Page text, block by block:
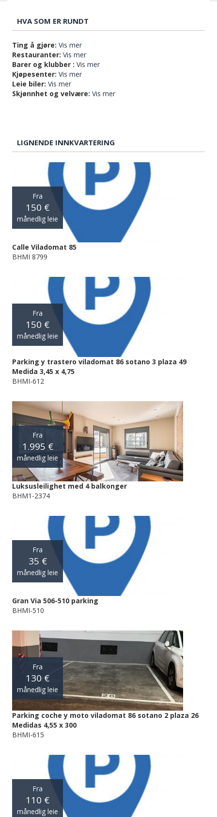
HVA SOM ER RUNDT
Ting å gjøre: Vis mer
Restauranter: Vis mer
Barer og klubber : Vis mer
Kjøpesenter: Vis mer
Leie biler: Vis mer
Skjønnhet og velvære: Vis mer
LIGNENDE INNKVARTERING
Fra
150 €
månedlig leie
Calle Viladomat 85
BHMI 8799
Fra
150 €
månedlig leie
Parking y trastero viladomat 86 sotano 3 plaza 49
Medida 3,45 x 4,75
BHMI-612
Fra
1.995 €
månedlig leie
Luksusleilighet med 4 balkonger
BHM1-2374
Fra
35 €
månedlig leie
Gran Via 506-510 parking
BHMI-510
Fra
130 €
månedlig leie
Parking coche y moto viladomat 86 sotano 2 plaza 26
Medidas 4,55 x 300
BHMI-615
Fra
110 €
månedlig leie